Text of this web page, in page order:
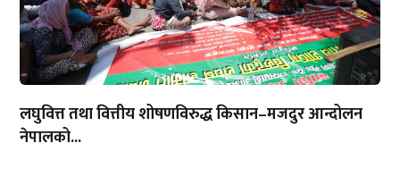
लघुवित्त तथा वित्तीय शोषणविरुद्ध किसान–मजदुर आन्दोलन
नेपालको...